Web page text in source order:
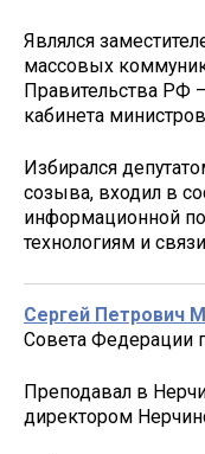
Являлся
массовых
Правительства РФ
кабинета
Избирался
созыва, входил в
информационной
технологиям и
Сергей Петрович
Совета Федерации
Преподавал в
директором